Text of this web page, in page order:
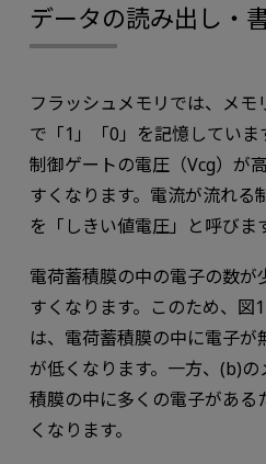
データの読み出し・
フラッシュメモリでは、メ
で「1」「0」を記憶してい
制御ゲートの電圧（Vcg）が
すくなります。電流が流れる
を「しきい値電圧」と呼びま
電荷蓄積膜の中の電子の数が
すくなります。このため、図
は、電荷蓄積膜の中に電子
が低くなります。一方、(b)
積膜の中に多くの電子がある
くなります。